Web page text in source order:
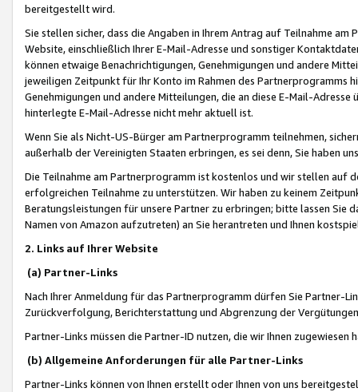
bereitgestellt wird.
Sie stellen sicher, dass die Angaben in Ihrem Antrag auf Teilnahme
Website, einschließlich Ihrer E-Mail-Adresse und sonstiger
können etwaige Benachrichtigungen, Genehmigungen und andere
jeweiligen Zeitpunkt für Ihr Konto im Rahmen des Partnerprogramms
Genehmigungen und andere Mitteilungen, die an diese E-Mail-
hinterlegte E-Mail-Adresse nicht mehr aktuell ist.
Wenn Sie als Nicht-US-Bürger am Partnerprogramm teilnehmen,
außerhalb der Vereinigten Staaten erbringen, es sei denn, Sie haben
Die Teilnahme am Partnerprogramm ist kostenlos und wir stellen auf
erfolgreichen Teilnahme zu unterstützen. Wir haben zu keinem
Beratungsleistungen für unsere Partner zu erbringen; bitte lassen Sie
Namen von Amazon aufzutreten) an Sie herantreten und Ihnen
2. Links auf Ihrer Website
(a) Partner-Links
Nach Ihrer Anmeldung für das Partnerprogramm dürfen Sie Partner-
Zurückverfolgung, Berichterstattung und Abgrenzung der
Partner-Links müssen die Partner-ID nutzen, die wir Ihnen zugewiesen
(b) Allgemeine Anforderungen für alle Partner-Links
Partner-Links können von Ihnen erstellt oder Ihnen von uns